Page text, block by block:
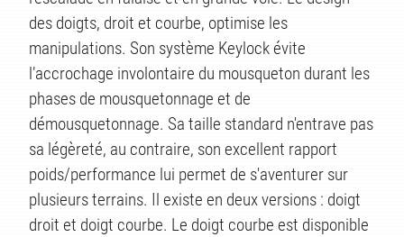
des doigts, droit et courbe, optimise les
manipulations. Son système Keylock évite
l’accrochage involontaire du mousqueton durant les
phases de mousquetonnage et de
démousquetonnage. Sa taille standard n'entrave pas
sa légèreté, au contraire, son excellent rapport
poids/performance lui permet de s'aventurer sur
plusieurs terrains. Il existe en deux versions : doigt
droit et doigt courbe. Le doigt courbe est disponible